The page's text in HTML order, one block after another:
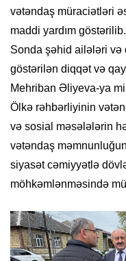
vətəndaş müraciətləri
maddi yardım göstərilib.
Sonda şəhid ailələri
göstərilən diqqət və
Mehriban Əliyeva-ya
Ölkə rəhbərliyinin
və sosial məsələlərin
vətəndaş
siyasət cəmiyyətlə
möhkəmlənməsində